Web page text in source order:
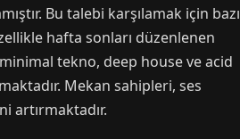
Bu talebi karşılamak için bazı
hafta sonları düzenlenen
tekno, deep house ve acid
Mekan sahipleri, ses
artırmaktadır.